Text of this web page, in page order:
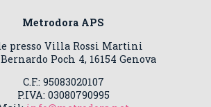
Metrodora APS
presso Villa Rossi Martini
Poch 4, 16154 Genova
C.F.: 95083020107
P.IVA: 03080790995